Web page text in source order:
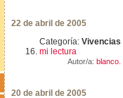
22 de abril de 2005
Categoría: Vivencias
mi lectura
Autor/a: blanco.
20 de abril de 2005